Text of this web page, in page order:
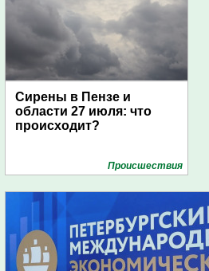
Сирены в Пензе и
области 27 июля: что
происходит?
Проиcшествия